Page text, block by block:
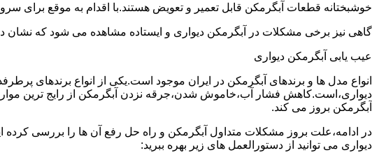
خوشبختانه قطعات آبگرمکن قابل تعمیر و تعویض هستند.با اقدام به موقع برای
گاهی نیز برخی مشکلات در آبگرمکن دیواری و ایستاده مشاهده می شود که
عیب یابی آبگرمکن دیواری
انواع مدل ها و برندهای آبگرمکن در ایران موجود است.یکی از انواع برندهای
دیواری،است.کاهش فشار آب،خاموش شدن،جرقه نزدن آبگرمکن از رایج ترین
آبگرمکن بروز می کند.
در ادامه،علت بروز مشکلات متداول آبگرمکن و راه حل رفع آن ها را بررسی کرده
دیواری می توانید از دستورالعمل های زیر بهره ببرید: